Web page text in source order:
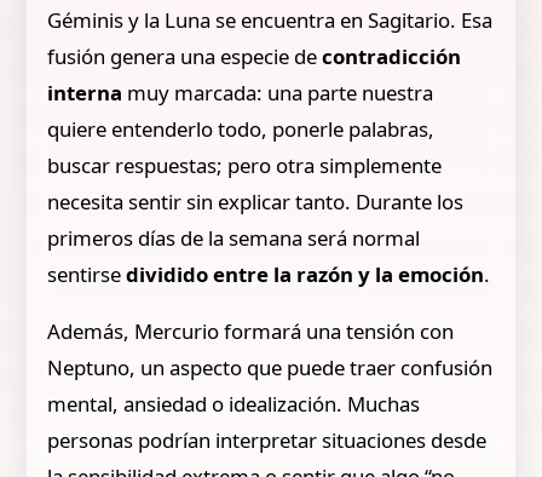
Géminis y la Luna se encuentra en Sagitario. Esa
fusión genera una especie decontradicción
interna muy marcada: una parte nuestra
quiere entenderlo todo, ponerle palabras,
buscar respuestas; pero otra simplemente
necesita sentir sin explicar tanto. Durante los
primeros días de la semana será normal
sentirsedividido entre la razón y la emoción.
Además, Mercurio formará una tensión con
Neptuno, un aspecto que puede traer confusión
mental, ansiedad o idealización. Muchas
personas podrían interpretar situaciones desde